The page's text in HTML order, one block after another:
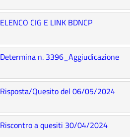
ELENCO CIG E LINK BDNCP
Determina n. 3396_Aggiudicazione
Risposta/Quesito del 06/05/2024
Riscontro a quesiti 30/04/2024